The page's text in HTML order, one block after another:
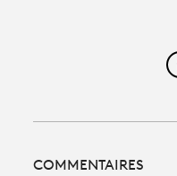
COMMENTAIRES